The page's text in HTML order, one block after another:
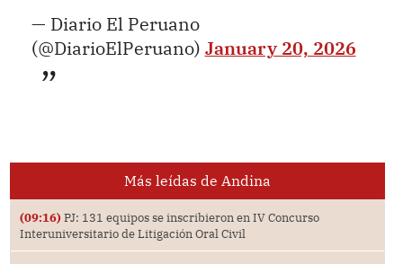
— Diario El Peruano
(@DiarioElPeruano) January 20, 2026
Más leídas de Andina
(09:16) PJ: 131 equipos se inscribieron en IV Concurso
Interuniversitario de Litigación Oral Civil